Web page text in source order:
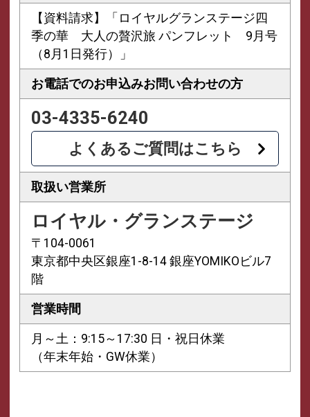
【資料請求】「ロイヤルグランステージ四
季の華 大人の贅沢旅 パンフレット 9月号
（8月1日発行）」
お電話でのお申込みお問い合わせの方
03-4335-6240
よくあるご質問はこちら
取扱い営業所
ロイヤル・グランステージ
〒104-0061
東京都中央区銀座1-8-14 銀座YOMIKOビル7
階
営業時間
月～土：9:15～17:30 日・祝日休業
（年末年始・GW休業）